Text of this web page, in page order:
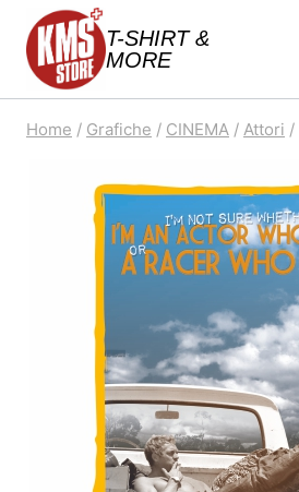
Salta
contenuto
T-SHIRT &
MORE
Home / Grafiche / CINEMA / Attori /